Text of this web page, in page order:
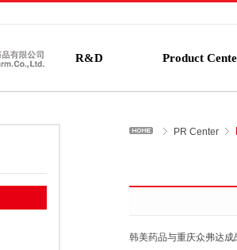
R&D Product
PR Center
韩美药品与重庆众弗达成